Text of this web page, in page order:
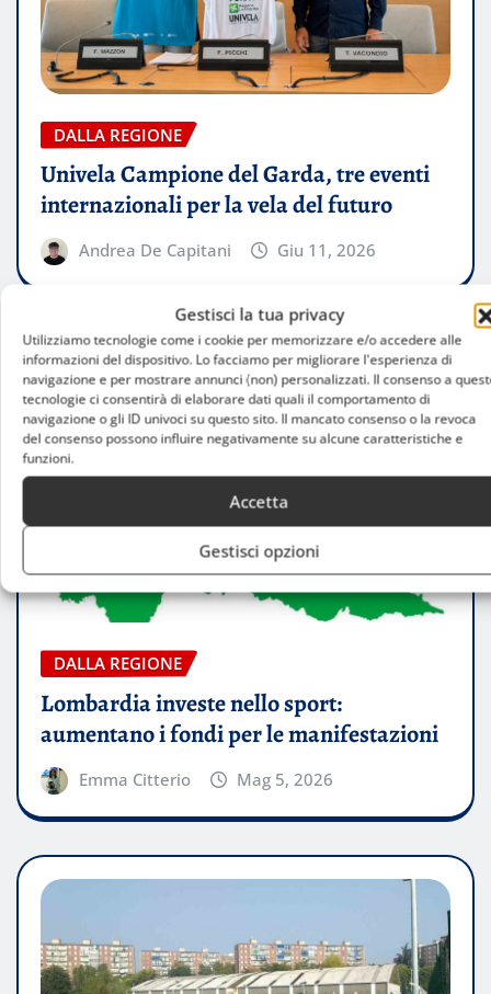
Gestisci la tua privacy
Utilizziamo tecnologie come i cookie per memorizzare e/o accedere alle
informazioni del dispositivo. Lo facciamo per migliorare l'esperienza di
navigazione e per mostrare annunci (non) personalizzati. Il consenso a
tecnologie ci consentirà di elaborare dati quali il comportamento di
navigazione o gli ID univoci su questo sito. Il mancato consenso o la revoca
del consenso possono influire negativamente su alcune caratteristiche e
funzioni.
Accetta
Gestisci opzioni
DALLA REGIONE
Univela Campione del Garda, tre eventi
internazionali per la vela del futuro
Andrea De Capitani Giu 11, 2026
DALLA REGIONE
Lombardia investe nello sport:
aumentano i fondi per le manifestazioni
Emma Citterio Mag 5, 2026